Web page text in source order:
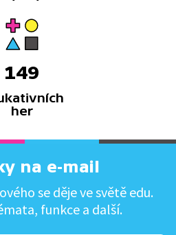
149
her
na e-mail
se děje ve světě edu.
funkce a další.